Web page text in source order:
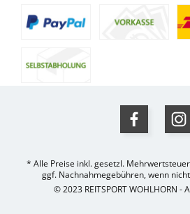
* Alle Preise inkl. gesetzl.
ggf. Nachnahmegebühren, wenn
© 2023 REITSPORT WOHLHORN -